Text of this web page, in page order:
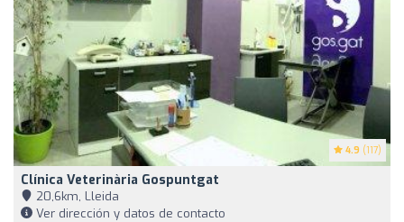
4.9 (117)
Clínica Veterinària Gospuntgat
20,6km, Lleida
Ver dirección y datos de contacto